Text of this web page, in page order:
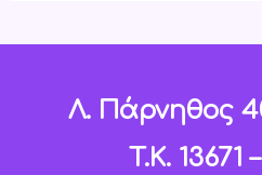
Λ. Πάρνηθος
T.K. 13671